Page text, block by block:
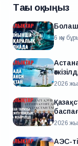
Тағы оқыңыз
6 күн
2026
2026
АЭС-